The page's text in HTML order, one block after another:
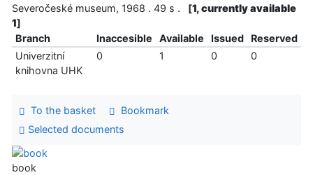
Severočeské museum, 1968 . 49 s .
[1, currently available
1]
Branch
Inaccesible Available Issued
Reserved
Univerzitní
knihovna UHK
0 1 0 0
To the basket
Bookmark
Selected documents
book